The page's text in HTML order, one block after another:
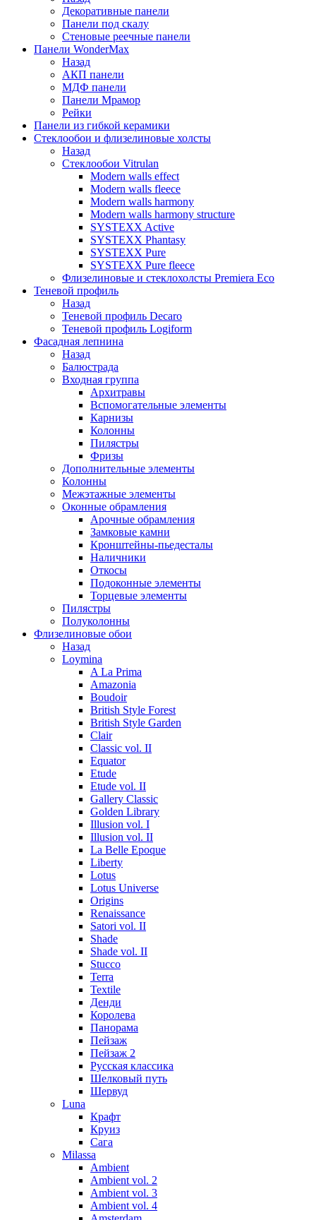
Декоративные панели
Панели под скалу
Стеновые реечные панели
Панели WonderMax
Назад
АКП панели
МДФ панели
Панели Мрамор
Рейки
Панели из гибкой керамики
Стеклообои и флизелиновые холсты
Назад
Стеклообои Vitrulan
Modern walls effect
Modern walls fleece
Modern walls harmony
Modern walls harmony structure
SYSTEXX Active
SYSTEXX Phantasy
SYSTEXX Pure
SYSTEXX Pure fleece
Флизелиновые и стеклохолсты Premiera Eco
Теневой профиль
Назад
Теневой профиль Decaro
Теневой профиль Logiform
Фасадная лепнина
Назад
Балюстрада
Входная группа
Архитравы
Вспомогательные элементы
Карнизы
Колонны
Пилястры
Фризы
Дополнительные элементы
Колонны
Межэтажные элементы
Оконные обрамления
Арочные обрамления
Замковые камни
Кронштейны-пьедесталы
Наличники
Откосы
Подоконные элементы
Торцевые элементы
Пилястры
Полуколонны
Флизелиновые обои
Назад
Loymina
A La Prima
Amazonia
Boudoir
British Style Forest
British Style Garden
Clair
Classic vol. II
Equator
Etude
Etude vol. II
Gallery Classic
Golden Library
Illusion vol. I
Illusion vol. II
La Belle Epoque
Liberty
Lotus
Lotus Universe
Origins
Renaissance
Satori vol. II
Shade
Shade vol. II
Stucco
Terra
Textile
Денди
Королева
Панорама
Пейзаж
Пейзаж 2
Русская классика
Шелковый путь
Шервуд
Luna
Крафт
Круиз
Сага
Milassa
Ambient
Ambient vol. 2
Ambient vol. 3
Ambient vol. 4